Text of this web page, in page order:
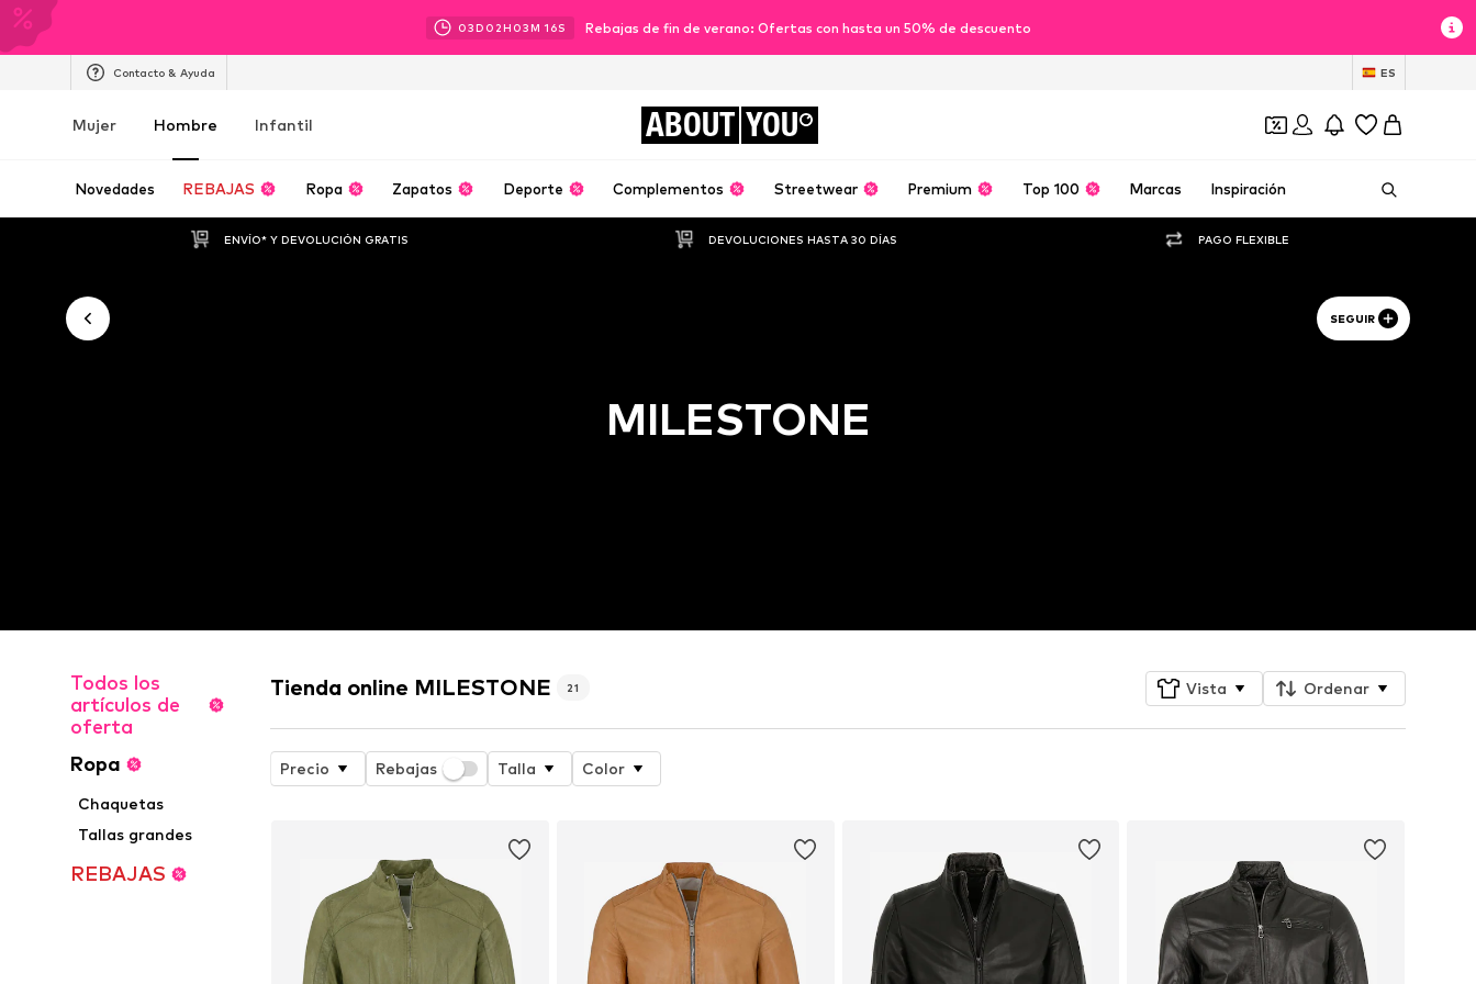
03D 02H 03M 15S Rebajas de fin de verano: Ofertas con hasta un 50% de descuento
Contacto & Ayuda ES
Mujer Hombre Infantil ABOUT YOU
Novedades REBAJAS Ropa Zapatos Deporte Complementos Streetwear Premium Top 100 Marcas Inspiración
ENVÍO* Y DEVOLUCIÓN GRATIS DEVOLUCIONES HASTA 30 DÍAS PAGO FLEXIBLE
SEGUIR
MILESTONE
Todos los
artículos de
oferta
Ropa
Chaquetas
Tallas grandes
REBAJAS
Tienda online MILESTONE 21 Vista Ordenar
Precio Rebajas Talla Color